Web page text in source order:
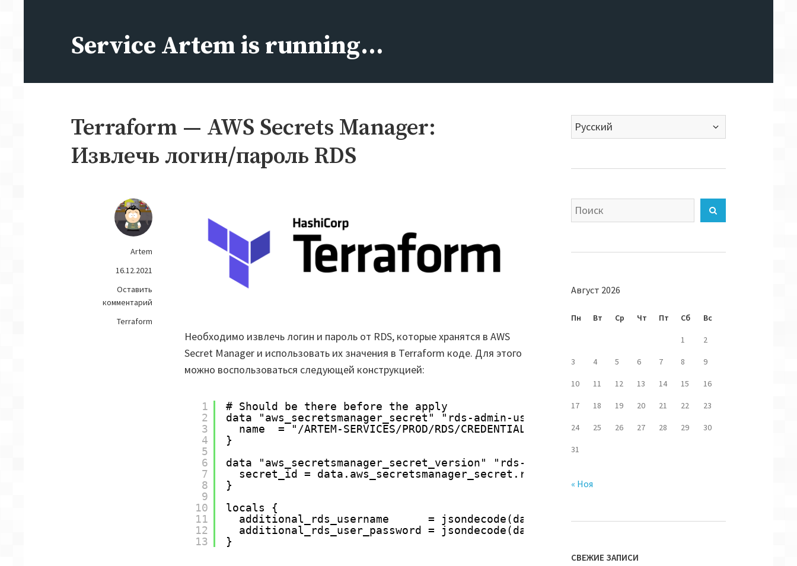
содержимомуService Artem is running…
Terraform — AWS Secrets Manager:
Извлечь логин/пароль RDS
Artem
16.12.2021
Оставить
комментарий
Terraform
Необходимо извлечь логин и пароль от RDS, которые хранятся в AWS
Secret Manager и использовать их значения в Terraform коде. Для этого
можно воспользоваться следующей конструкцией:
1
2
3
4
5
6
7
8
9
10
11
12
13
# Should be there before the apply
data "aws_secretsmanager_secret" "rds-admin-user" {
name  = "/ARTEM-SERVICES/PROD/RDS/CREDENTIALS"
}
data "aws_secretsmanager_secret_version" "rds-admin-user" {
secret_id = data.aws_secretsmanager_secret.rds-admin-user.id
}
locals {
additional_rds_username      =
additional_rds_user_password =
}
Выбрать
язык
Искать
Август 2026
Пн Вт Ср Чт Пт Сб Вс
1 2
3 4 5 6 7 8 9
10 11 12 13 14 15 16
17 18 19 20 21 22 23
24 25 26 27 28 29 30
31
« Ноя
СВЕЖИЕ ЗАПИСИ